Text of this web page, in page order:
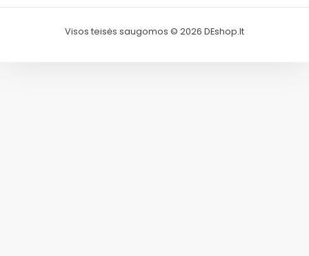
Visos teisės saugomos © 2026 DEshop.lt